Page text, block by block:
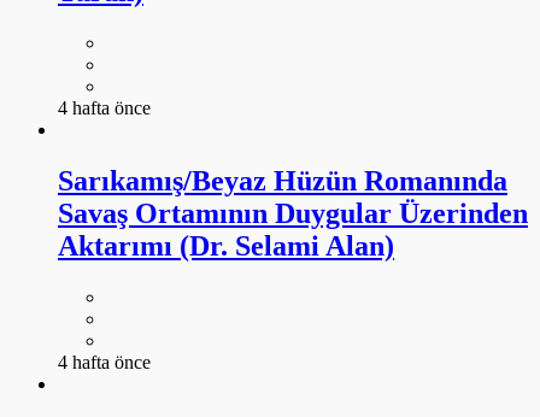
4 hafta önce
Sarıkamış/Beyaz Hüzün Romanında
Savaş Ortamının Duygular Üzerinden
Aktarımı (Dr. Selami Alan)
4 hafta önce